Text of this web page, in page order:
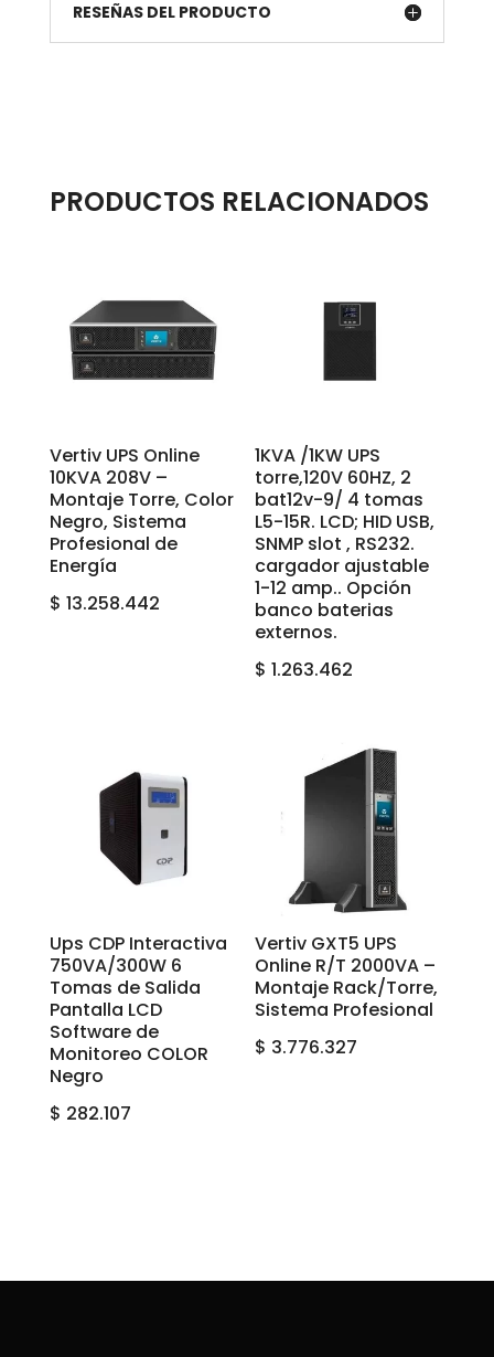
RESEÑAS DEL PRODUCTO
PRODUCTOS RELACIONADOS
Vertiv UPS Online
10KVA 208V –
Montaje Torre, Color
Negro, Sistema
Profesional de
Energía
$ 13.258.442
1KVA /1KW UPS
torre,120V 60HZ, 2
bat12v-9/ 4 tomas
L5-15R. LCD; HID USB,
SNMP slot , RS232.
cargador ajustable
1-12 amp.. Opción
banco baterias
externos.
$ 1.263.462
Ups CDP Interactiva
750VA/300W 6
Tomas de Salida
Pantalla LCD
Software de
Monitoreo COLOR
Negro
$ 282.107
Vertiv GXT5 UPS
Online R/T 2000VA –
Montaje Rack/Torre,
Sistema Profesional
$ 3.776.327